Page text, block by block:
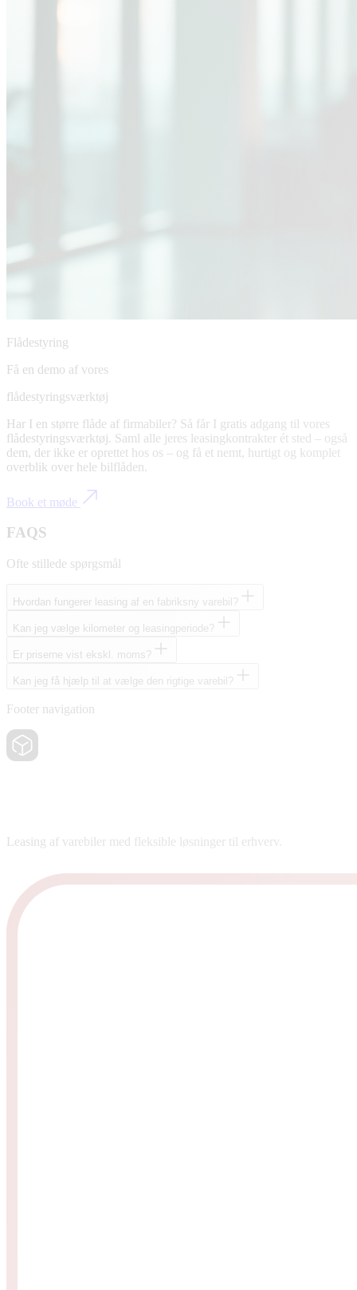
Flådestyring
Få en demo af vores
flådestyringsværktøj
Har I en større flåde af firmabiler? Så får I gratis adgang til vores
flådestyringsværktøj. Saml alle jeres leasingkontrakter ét sted – også
dem, der ikke er oprettet hos os – og få et nemt, hurtigt og komplet
overblik over hele bilflåden.
Book et møde
FAQS
Ofte stillede spørgsmål
Hvordan fungerer leasing af en fabriksny varebil?
Kan jeg vælge kilometer og leasingperiode?
Er priserne vist ekskl. moms?
Kan jeg få hjælp til at vælge den rigtige varebil?
Footer navigation
Leasing af varebiler med fleksible løsninger til erhverv.